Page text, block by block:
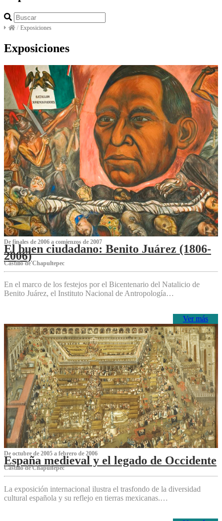
/ Exposiciones
Exposiciones
De finales de 2006 a comienzos de 2007
El buen ciudadano: Benito Juárez (1806-
2006)
Castillo de Chapultepec
En el marco de los festejos por el Bicentenario del Natalicio de
Benito Juárez, el Instituto Nacional de Antropología…
Ver más
De octubre de 2005 a febrero de 2006
España medieval y el legado de Occidente
Castillo de Chapultepec
La exposición internacional ilustra el trasfondo de la diversidad
cultural española y su reflejo en tierras mexicanas.…